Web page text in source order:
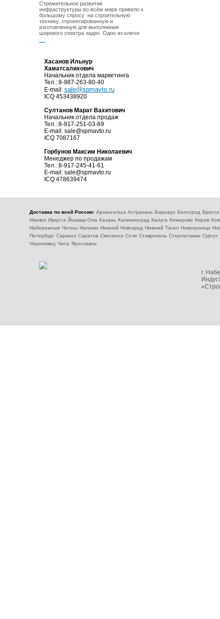
Стремительное развитие
инфраструктуры во всём мире привело к
большому спросу на строительную
технику, спроектированную и
изготовленную для выполнения
широкого спектра задач. Одно из ключе
...
Хасанов Ильнур
Хаматсалихович
Начальник отдела маркетинга
Тел.: 8-987-263-80-40
E-mail: sale@spmavto.ru
ICQ 453438920
Султанов Марат Вахитович
Начальник отдела продаж
Тел.: 8-917-251-03-69
E-mail: sale@spmavto.ru
ICQ 7087167
Горбунов Максим Николаевич
Менеджер по продажам
Тел.: 8-917-245-41-61
E-mail: sale@spmavto.ru
ICQ 478639474
Доставка по всей России: Архангельск Астрахань Барнаул Белгород Братск
Ижевск Иркутск Йошкар-Ола Казань Калининград Калуга Кемерово Киров
Набережные Челны Нальчик Нижний Новгород Нижний Тагил Новокузнецк
Петербург Саранск Саратов Смоленск Сочи Ставрополь Стерлитамак Сургут
Череповец Чита Ярославль
г.